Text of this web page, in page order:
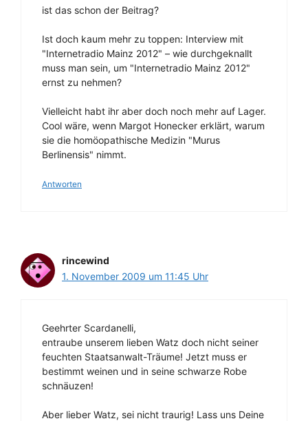
ist das schon der Beitrag?
Ist doch kaum mehr zu toppen: Interview mit
"Internetradio Mainz 2012" – wie durchgeknallt
muss man sein, um "Internetradio Mainz 2012"
ernst zu nehmen?
Vielleicht habt ihr aber doch noch mehr auf Lager.
Cool wäre, wenn Margot Honecker erklärt, warum
sie die homöopathische Medizin "Murus
Berlinensis" nimmt.
Antworten
rincewind
1. November 2009 um 11:45 Uhr
Geehrter Scardanelli,
entraube unserem lieben Watz doch nicht seiner
feuchten Staatsanwalt-Träume! Jetzt muss er
bestimmt weinen und in seine schwarze Robe
schnäuzen!
Aber lieber Watz, sei nicht traurig! Lass uns Deine